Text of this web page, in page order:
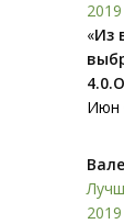
«Из
Июн